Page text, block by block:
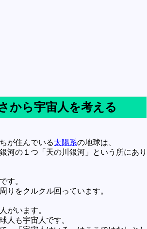
から宇宙人を考える
が住んでいる太陽系の地球は、
河の１つ「天の川銀河」という所にあり
す。
りをクルクル回っています。
がいます。
人も宇宙人です。